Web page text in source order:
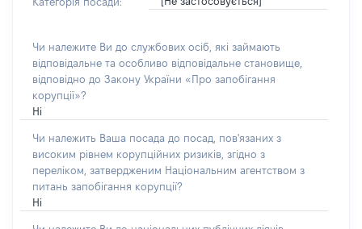
Чи належите Ви до службових осіб, які займають
відповідальне та особливо відповідальне становище,
відповідно до Закону України «Про запобігання
корупції»?
Ні
Чи належить Ваша посада до посад, пов'язаних з
високим рівнем корупційних ризиків, згідно з
переліком, затвердженим Національним агентством з
питань запобігання корупції?
Ні